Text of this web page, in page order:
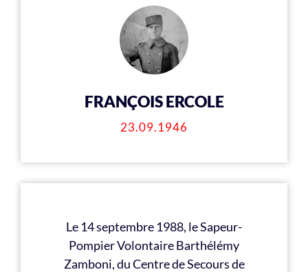
FRANÇOIS ERCOLE
23.09.1946
Le 14 septembre 1988, le Sapeur-
Pompier Volontaire Barthélémy
Zamboni, du Centre de Secours de